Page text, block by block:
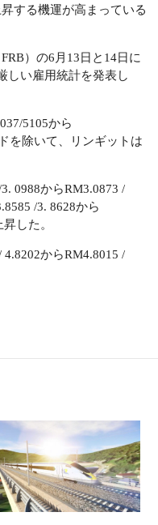
する機運が高まっている
）の6月13日と14日に
しい雇用統計を発表し
5105から
を除いて、リンギットは
0988からRM3.0873 /
/3. 8628から
した。
からRM4.8015 /